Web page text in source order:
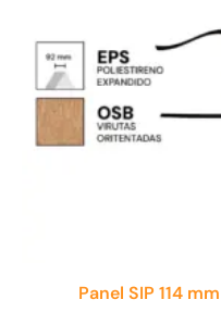
Panel SIP 114